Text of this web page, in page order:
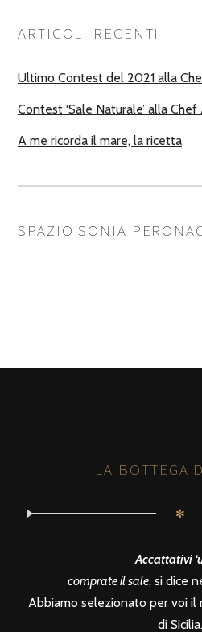
ARTICOLI RECENTI
Ultimo Contest del 2021 alla
Contest ‘Sale Naturale’ alla
A me ricorda il mare, la ricetta
SPAZIO SONIA
LA BOTTEGA
✻
Accattativi
comprate il sale, si dice
Abbiamo selezionato per voi il
di Sicilia.